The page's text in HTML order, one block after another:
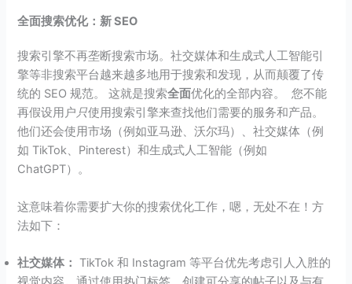
全面搜索优化：新 SEO
搜索引擎不再垄断搜索市场。社交媒体和生成式人工智能引
擎等非搜索平台越来越多地用于搜索和发现，从而颠覆了传
统的 SEO 规范。 这就是搜索全面优化的全部内容。 您不能
再假设用户只使用搜索引擎来查找他们需要的服务和产品。
他们还会使用市场（例如亚马逊、沃尔玛）、社交媒体（例
如 TikTok、Pinterest）和生成式人工智能（例如
ChatGPT）。
这意味着你需要扩大你的搜索优化工作，嗯，无处不在！方
法如下：
社交媒体：
TikTok 和 Instagram 等平台优先考虑引人入胜的